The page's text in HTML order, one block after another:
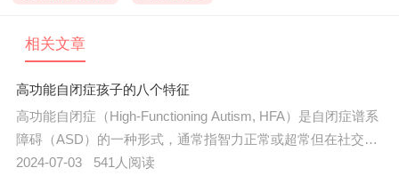
相关文章
高功能自闭症孩子的八个特征
高功能自闭症（High-Functioning Autism, HFA）是自闭症谱系
障碍（ASD）的一种形式，通常指智力正常或超常但在社交和
沟通方面存在显著困难的个体。了解高功能自闭症孩子的特征
2024-07-03 541人阅读